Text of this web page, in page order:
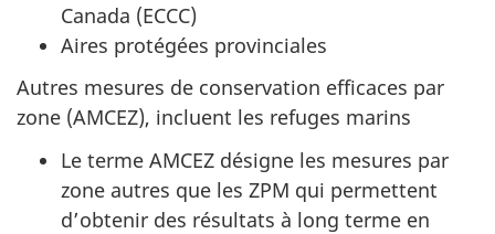
Canada (ECCC)
Aires protégées provinciales
Autres mesures de conservation efficaces par
zone (AMCEZ), incluent les refuges marins
Le terme AMCEZ désigne les mesures par
zone autres que les ZPM qui permettent
d’obtenir des résultats à long terme en